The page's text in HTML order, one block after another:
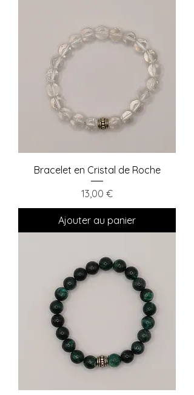
Bracelet en Cristal de Roche
Prix
13,00 €
Ajouter au panier